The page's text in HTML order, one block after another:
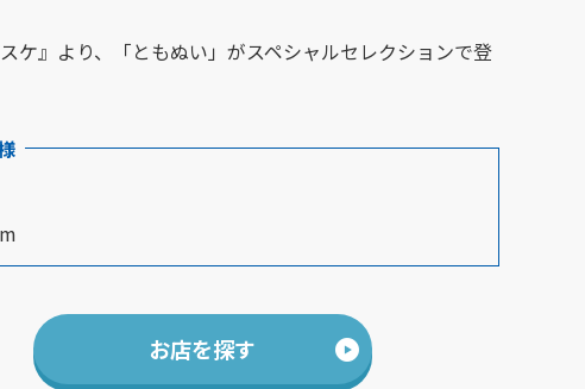
スケ』より、「ともぬい」がスペシャルセレクションで登
お店を探す